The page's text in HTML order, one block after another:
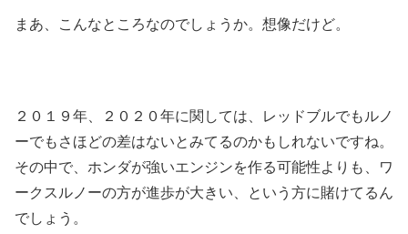
まあ、こんなところなのでしょうか。想像だけど。
２０１９年、２０２０年に関しては、レッドブルでもルノ
ーでもさほどの差はないとみてるのかもしれないですね。
その中で、ホンダが強いエンジンを作る可能性よりも、ワ
ークスルノーの方が進歩が大きい、という方に賭けてるん
でしょう。